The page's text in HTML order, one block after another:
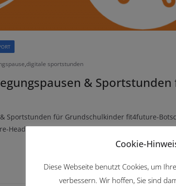
,digitale sportstunden
& Sportstunden
Sportstunden für Grundschulkinder fit4future-
Head-Coaches motivieren Kids zum sportlich
Cookie-
Diese Webseite benutzt Cookies, um
verbessern. Wir hoffen, Sie sind